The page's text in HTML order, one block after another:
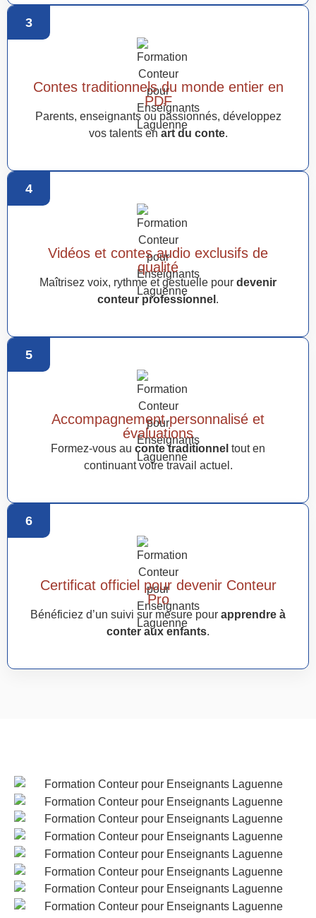
3
Contes traditionnels du monde entier en
PDF
Parents, enseignants ou passionnés, développez
vos talents en art du conte.
4
Vidéos et contes audio exclusifs de
qualité
Maîtrisez voix, rythme et gestuelle pour devenir
conteur professionnel .
5
Accompagnement personnalisé et
évaluations
Formez-vous au conte traditionnel tout en
continuant votre travail actuel.
6
Certificat officiel pour devenir Conteur
Pro
Bénéficiez d’un suivi sur mesure pour apprendre à
conter aux enfants.